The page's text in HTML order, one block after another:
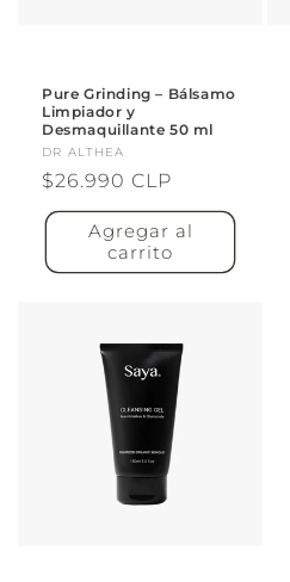
Pure Grinding – Bálsamo
Limpiador y
Desmaquillante 50 ml
Proveedor:
DR ALTHEA
Precio
habitual
$26.990 CLP
Agregar al
carrito